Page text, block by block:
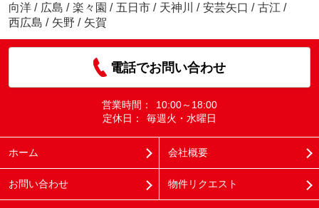
向洋 / 広島 / 楽々園 / 五日市 / 天神川 / 安芸矢口 / 古江 /
西広島 / 矢野 / 矢賀
電話でお問い合わせ
営業時間：
10:00～18:00
定休日：
毎週火・水曜日
ホーム 会社概要
お問い合わせ 物件リクエスト